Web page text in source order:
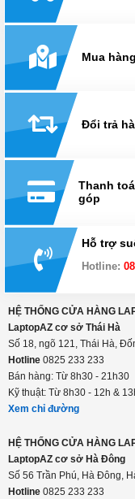
Mua
Đổi trả
Thanh
góp
Hỗ trợ
Hotline:
HỆ THỐNG CỬA HÀNG
LaptopAZ cơ sở Thái Hà
Số 18, ngõ 121, Thái Hà,
Hotline 0825 233 233
Bán hàng: Từ 8h30 - 21h30
Kỹ thuật: Từ 8h30 - 12h &
Xem chỉ đường
HỆ THỐNG CỬA HÀNG
LaptopAZ cơ sở Hà Đông
Số 56 Trần Phú, Hà Đông,
Hotline 0825 233 233